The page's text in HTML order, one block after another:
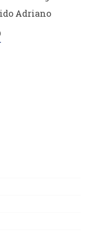
Adriano